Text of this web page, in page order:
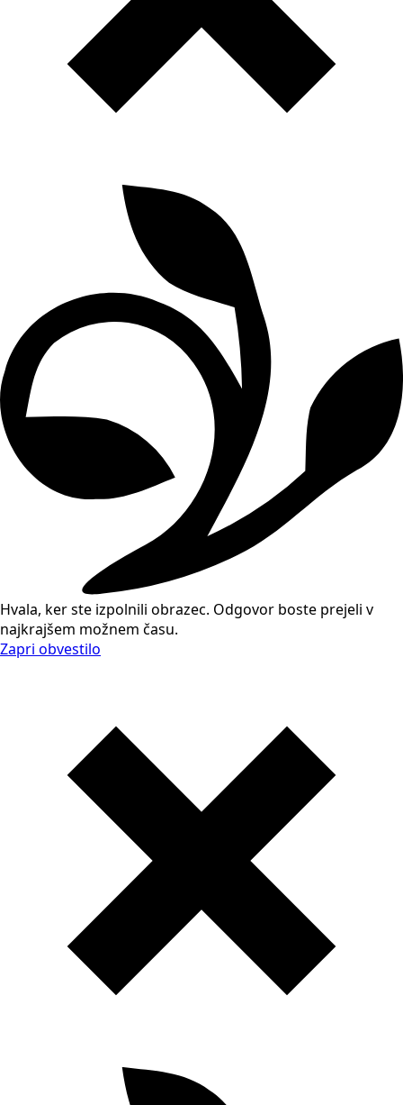
Hvala, ker ste izpolnili obrazec. Odgovor boste prejeli v
najkrajšem možnem času.
Zapri obvestilo